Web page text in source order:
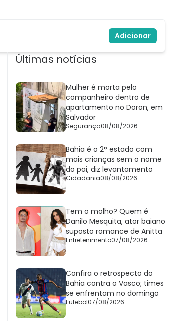
Adicionar
Últimas notícias
Mulher é morta pelo
companheiro dentro de
apartamento no Doron, em
Salvador
Segurança08/08/2026
Bahia é o 2° estado com
mais crianças sem o nome
do pai, diz levantamento
Cidadania08/08/2026
Tem o molho? Quem é
Danilo Mesquita, ator baiano
suposto romance de Anitta
Entretenimento07/08/2026
Confira o retrospecto do
Bahia contra o Vasco; times
se enfrentam no domingo
Futebol07/08/2026